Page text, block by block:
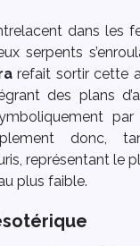
dans les
serpents
refait sortir cette
des plans
par
donc,
représentant le
plus faible.